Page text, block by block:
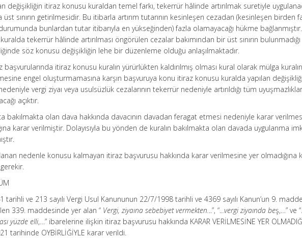
değişikliğin itiraz konusu kuraldan temel farkı, tekerrür hâlinde artırılmak suretiyle
üst sınırın getirilmesidir. Bu itibarla artırım tutarının kesinleşen cezadan (kesinleşen birden
bunlardan tutar itibarıyla en yükseğinden) fazla olamayacağı hükme
tekerrür hâlinde artırılması öngörülen cezalar bakımından bir üst sınırın bulunmadığı
söz konusu değişikliğin lehe bir düzenleme olduğu anlaşılmaktadır.
başvurularında itiraz konusu kuralın yürürlükten kaldırılmış olması kural olarak mülga kuralın
engel oluşturmamasına karşın başvuruya konu itiraz konusu kuralda yapılan
vergi ziyaı veya usulsüzlük cezalarının tekerrür nedeniyle artırıldığı tüm
açıktır.
bakılmakta olan dava hakkında davacının davadan feragat etmesi nedeniyle karar
karar verilmiştir. Dolayısıyla bu yönden de kuralın bakılmakta olan davada uygulanma
nedenle konusu kalmayan itiraz başvurusu hakkında karar verilmesine yer olmadığına
tarihli ve 213 sayılı Vergi Usul Kanununun 22/7/1998 tarihli ve 4369 sayılı Kanun’un 9.
339. maddesinde yer alan “ Vergi, ziyaına sebebiyet vermekten. ..”, “. ..vergi ziyaında beş,…” ve
yüzde elli,…” ibarelerine ilişkin itiraz başvurusu hakkında KARAR VERİLMESİNE YER
tarihinde OYBİRLİĞİYLE karar verildi.